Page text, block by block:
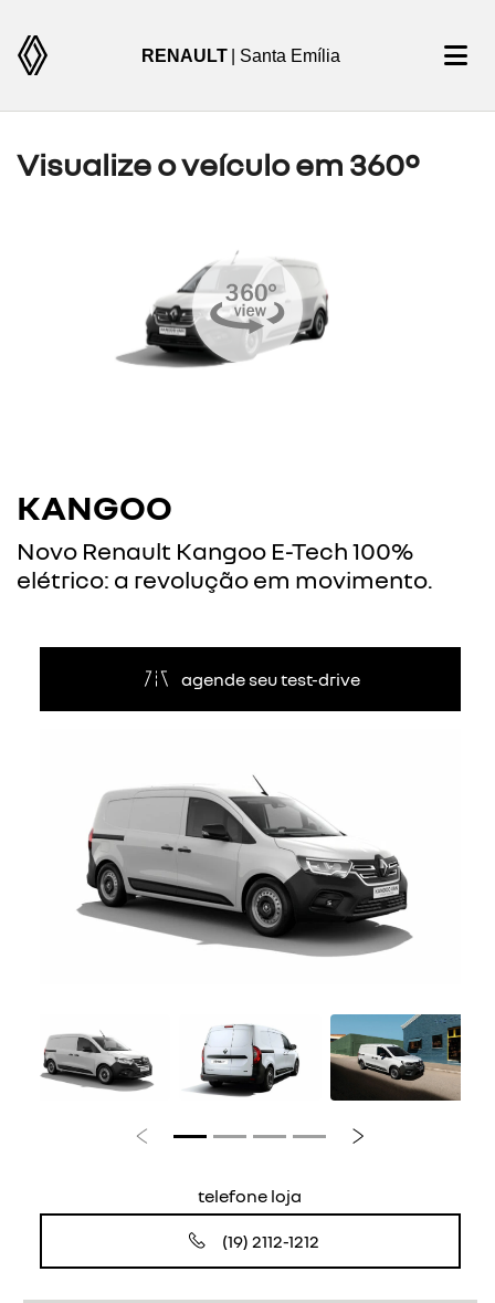
RENAULT | Santa Emília
Visualize o veículo em 360°
KANGOO
Novo Renault Kangoo E-Tech 100%
elétrico: a revolução em movimento.
agende seu test-drive
Anterior
Anterior Próximo
telefone loja
(19) 2112-1212